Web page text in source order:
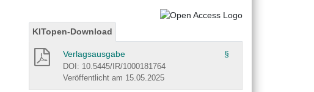
KITopen-Download
Verlagsausgabe §
DOI: 10.5445/IR/1000181764
Veröffentlicht am 15.05.2025